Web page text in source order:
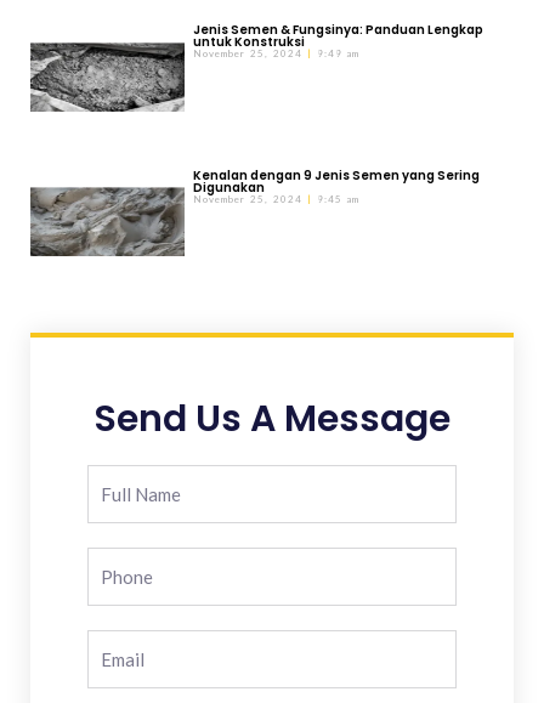
Jenis Semen & Fungsinya: Panduan Lengkap
untuk Konstruksi
November 25, 2024 9:49 am
Kenalan dengan 9 Jenis Semen yang Sering
Digunakan
November 25, 2024 9:45 am
Send Us A Message